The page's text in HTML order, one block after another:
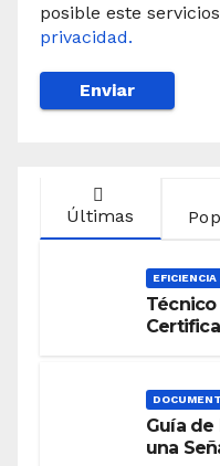
posible este
privacidad.
Últimas
Guía de
una